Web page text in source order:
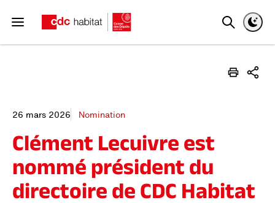
Ouvrir ou fermer le menu
CDC Habitat
Rechercher
26 mars 2026 Nomination
Clément Lecuivre est
nommé président du
directoire de CDC Habitat